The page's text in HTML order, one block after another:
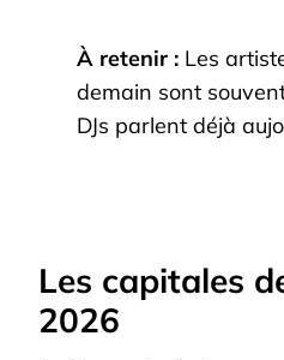
À retenir : Les
demain sont
DJs parlent déjà
Les capitales
2026